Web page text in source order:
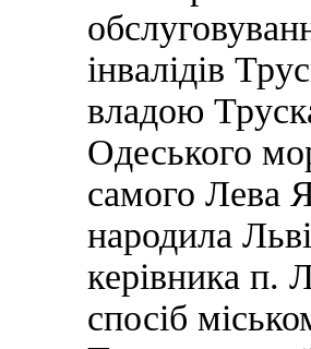
інвалідів
владою
Одеського
самого Лева
народила
керівника п.
спосіб